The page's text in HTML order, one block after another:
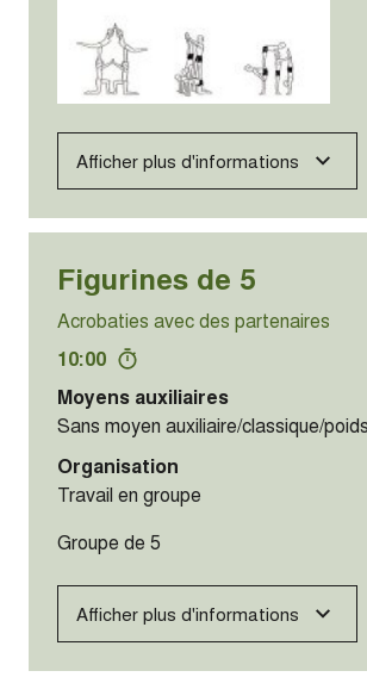
Afficher plus d'informations
Figurines de 5
Acrobaties avec des partenaires
10:00
Moyens auxiliaires
Sans moyen auxiliaire/classique/
Organisation
Travail en groupe
Groupe de 5
Afficher plus d'informations